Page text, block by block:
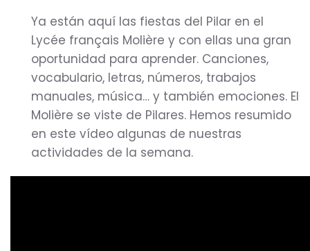
Ya están aquí las fiestas del Pilar en el
Lycée français Molière y con ellas una gran
oportunidad para aprender. Canciones,
vocabulario, letras, números, trabajos
manuales, música… y también emociones. El
Molière se viste de Pilares. Hemos resumido
en este vídeo algunas de nuestras
actividades de la semana.